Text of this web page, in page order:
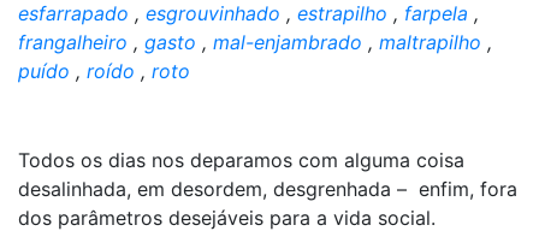
esfarrapado , esgrouvinhado , estrapilho , farpela ,
frangalheiro , gasto , mal-enjambrado , maltrapilho ,
puído , roído , roto
Todos os dias nos deparamos com alguma coisa
desalinhada, em desordem, desgrenhada – enfim, fora
dos parâmetros desejáveis para a vida social.